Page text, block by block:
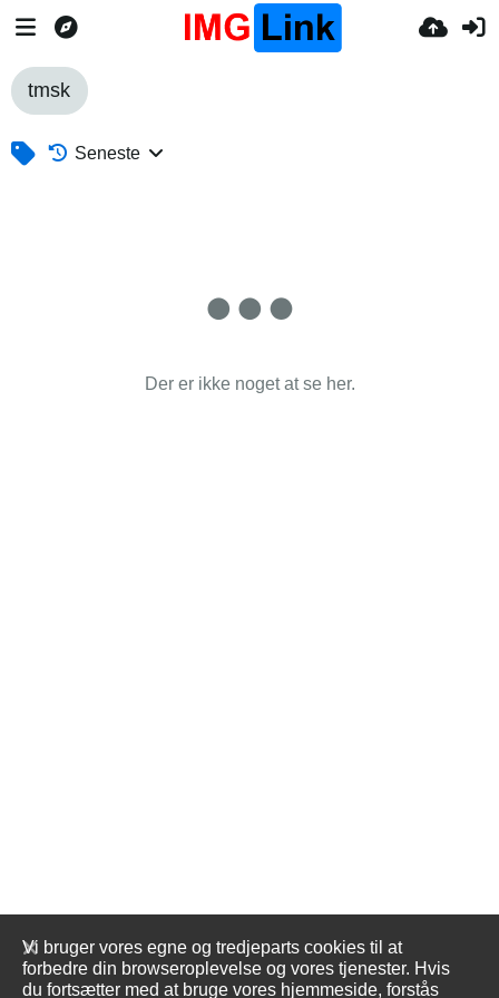
tmsk
Seneste
Der er ikke noget at se her.
Vi bruger vores egne og tredjeparts cookies til at
forbedre din browseroplevelse og vores tjenester. Hvis
du fortsætter med at bruge vores hjemmeside, forstås